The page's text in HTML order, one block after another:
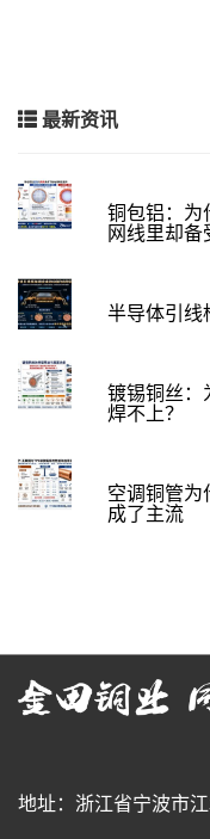
最新资讯
铜包铝：为
网线里却备
半导体引线
镀锡铜丝：
焊不上？
空调铜管
成了主流
地址：浙江省宁波市